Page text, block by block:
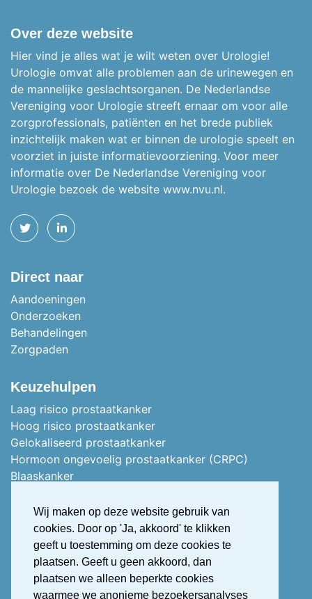
Wij maken op deze website gebruik van
cookies. Door op 'Ja, akkoord' te klikken
geeft u toestemming om deze cookies te
plaatsen. Geeft u geen akkoord, dan
plaatsen we alleen beperkte cookies
waarmee we anonieme bezoekersanalyses
Over deze website
Hier vind je alles wat je wilt weten over Urologie!
Urologie omvat alle problemen aan de urinewegen en
de mannelijke geslachtsorganen. De Nederlandse
Vereniging voor Urologie streeft ernaar om voor alle
zorgprofessionals, patiënten en het brede publiek
inzichtelijk maken wat er binnen de urologie speelt en
voorziet in juiste informatievoorziening. Voor meer
informatie over De Nederlandse Vereniging voor
Urologie bezoek de website www.nvu.nl.
TWITTERLINKEDIN
Direct naar
Aandoeningen
Onderzoeken
Behandelingen
Zorgpaden
Keuzehulpen
Laag risico prostaatkanker
Hoog risico prostaatkanker
Gelokaliseerd prostaatkanker
Hormoon ongevoelig prostaatkanker (CRPC)
Blaaskanker
Nierkanker
Uitgezaaid nierkanker
Stress urine incontinentie
Overactieve blaas (OAB)
OAB Treatment Guide Ipdf Dutch
Erectiestoornis (Erectiele dysfunctie)